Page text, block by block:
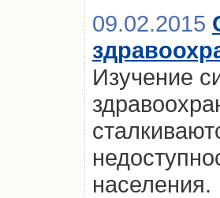
09.02.2015
Изучение
населения.